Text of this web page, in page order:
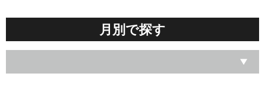
#スラッシンサプライ
#セール
#タイヤ
#チューニング
#ツインカム
#トラブルシューティング
月別で探す